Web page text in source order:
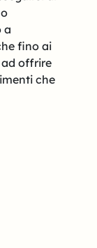
a
fino ai
offrire
che